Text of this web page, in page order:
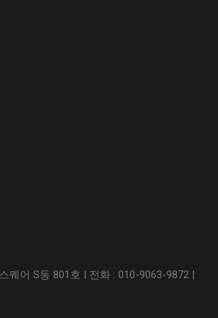
퀘어 S동 801호 | 전화 : 010-9063-9872 |